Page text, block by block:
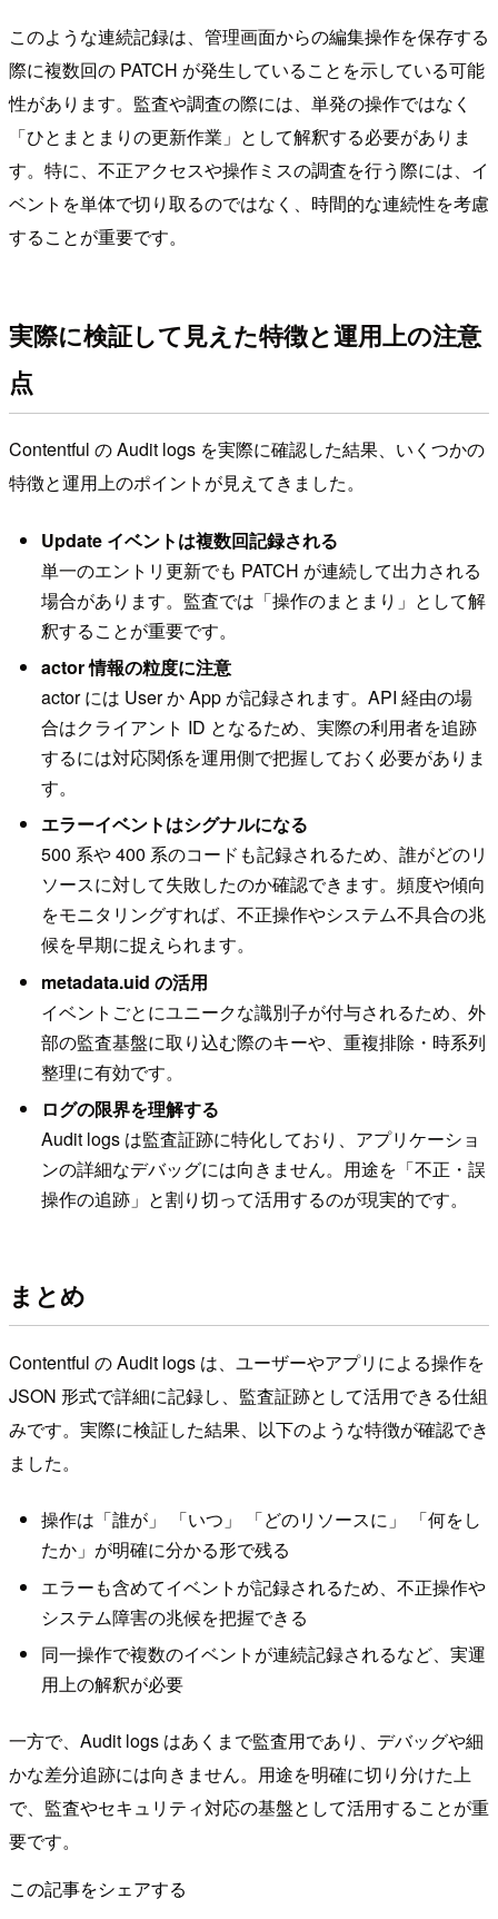
このような連続記録は、管理画面からの編集操作を保存する
際に複数回の PATCH が発生していることを示している可能
性があります。監査や調査の際には、単発の操作ではなく
「ひとまとまりの更新作業」として解釈する必要がありま
す。特に、不正アクセスや操作ミスの調査を行う際には、イ
ベントを単体で切り取るのではなく、時間的な連続性を考慮
することが重要です。
実際に検証して見えた特徴と運用上の注意
点
Contentful の Audit logs を実際に確認した結果、いくつかの
特徴と運用上のポイントが見えてきました。
Update イベントは複数回記録される
単一のエントリ更新でも PATCH が連続して出力される
場合があります。監査では「操作のまとまり」として解
釈することが重要です。
actor 情報の粒度に注意
actor には User か App が記録されます。API 経由の場
合はクライアント ID となるため、実際の利用者を追跡
するには対応関係を運用側で把握しておく必要がありま
す。
エラーイベントはシグナルになる
500 系や 400 系のコードも記録されるため、誰がどのリ
ソースに対して失敗したのか確認できます。頻度や傾向
をモニタリングすれば、不正操作やシステム不具合の兆
候を早期に捉えられます。
metadata.uid の活用
イベントごとにユニークな識別子が付与されるため、外
部の監査基盤に取り込む際のキーや、重複排除・時系列
整理に有効です。
ログの限界を理解する
Audit logs は監査証跡に特化しており、アプリケーショ
ンの詳細なデバッグには向きません。用途を「不正・誤
操作の追跡」と割り切って活用するのが現実的です。
まとめ
Contentful の Audit logs は、ユーザーやアプリによる操作を
JSON 形式で詳細に記録し、監査証跡として活用できる仕組
みです。実際に検証した結果、以下のような特徴が確認でき
ました。
操作は「誰が」 「いつ」 「どのリソースに」 「何をし
たか」が明確に分かる形で残る
エラーも含めてイベントが記録されるため、不正操作や
システム障害の兆候を把握できる
同一操作で複数のイベントが連続記録されるなど、実運
用上の解釈が必要
一方で、Audit logs はあくまで監査用であり、デバッグや細
かな差分追跡には向きません。用途を明確に切り分けた上
で、監査やセキュリティ対応の基盤として活用することが重
要です。
この記事をシェアする